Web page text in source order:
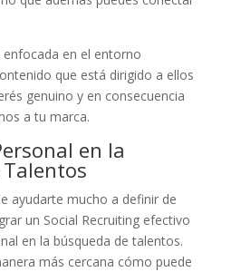
enfocada en el entorno
que está dirigido a ellos
genuino y en consecuencia
a tu marca.
en la
ayudarte mucho a definir de
un Social Recruiting efectivo
en la búsqueda de talentos.
más cercana cómo puede